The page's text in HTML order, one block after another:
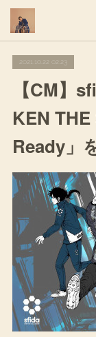
2021.10.22 02:23
【CM】
KEN
Ready」